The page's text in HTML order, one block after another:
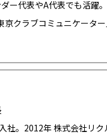
ー代表やA代表でも活躍
京クラブコミュニケータ
。2012年 株式会社リク